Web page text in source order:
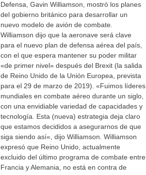
Defensa, Gavin Williamson, mostró los planes
del gobierno británico para desarrollar un
nuevo modelo de avión de combate.
Williamson dijo que la aeronave será clave
para el nuevo plan de defensa aérea del país,
con el que espera mantener su poder militar
«de primer nivel» después del Brexit (la salida
de Reino Unido de la Unión Europea, prevista
para el 29 de marzo de 2019). «Fuimos líderes
mundiales en combate aéreo durante un siglo,
con una envidiable variedad de capacidades y
tecnología. Esta (nueva) estrategia deja claro
que estamos decididos a asegurarnos de que
siga siendo así«, dijo Williamson. Williamson
expresó que Reino Unido, actualmente
excluido del último programa de combate entre
Francia y Alemania, no está en contra de